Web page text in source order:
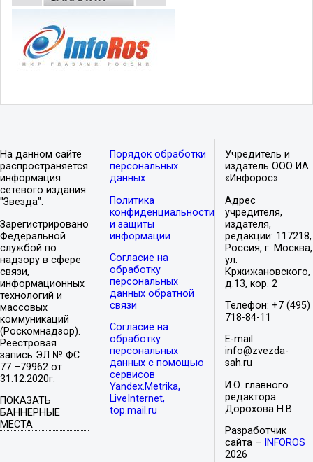
На данном сайте
распространяется
информация
сетевого издания
"Звезда".
Зарегистрировано
Федеральной
службой по
надзору в сфере
связи,
информационных
технологий и
массовых
коммуникаций
(Роскомнадзор).
Реестровая
запись ЭЛ № ФС
77 –79962 от
31.12.2020г.
ПОКАЗАТЬ
БАННЕРНЫЕ
МЕСТА
Порядок обработки
персональных
данных
Политика
конфиденциальности
и защиты
информации
Согласие на
обработку
персональных
данных обратной
связи
Согласие на
обработку
персональных
данных с помощью
сервисов
Yandex.Metrika,
LiveInternet,
top.mail.ru
Учредитель и
издатель ООО ИА
«Инфорос».
Адрес
учредителя,
издателя,
редакции: 117218,
Россия, г. Москва,
ул.
Кржижановского,
д.13, кор. 2
Телефон: +7 (495)
718-84-11
E-mail:
info@zvezda-
sah.ru
И.О. главного
редактора
Дорохова Н.В.
Разработчик
сайта –
INFOROS
2026